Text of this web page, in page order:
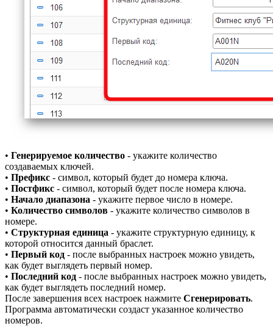
• Генерируемое количество - укажите количество
создаваемых ключей.
• Префикс - символ, который будет до номера ключа.
• Постфикс - символ, который будет после номера ключа.
• Начало диапазона - укажите первое число в номере.
• Количество символов - укажите количество символов в
номере.
• Структурная единица - укажите структурную единицу, к
которой относится данный браслет.
• Первый код - после выбранных настроек можно увидеть,
как будет выглядеть первый номер.
• Последний код - после выбранных настроек можно увидеть,
как будет выглядеть последний номер.
После завершения всех настроек нажмите Сгенерировать.
Программа автоматически создаст указанное количество
номеров.